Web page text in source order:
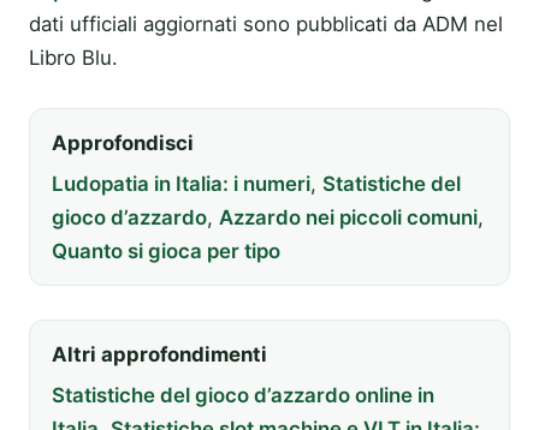
dati ufficiali aggiornati sono pubblicati da ADM nel
Libro Blu.
Approfondisci
Ludopatia in Italia: i numeri, Statistiche del
gioco d’azzardo, Azzardo nei piccoli comuni,
Quanto si gioca per tipo
Altri approfondimenti
Statistiche del gioco d’azzardo online in